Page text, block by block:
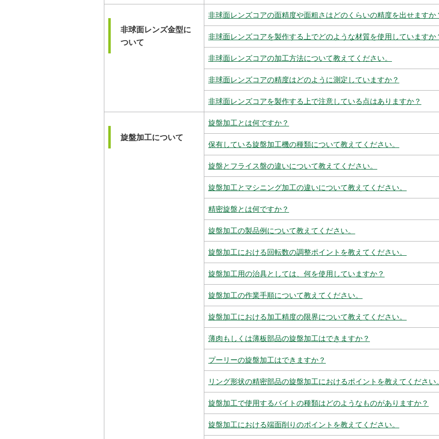
非球面レンズ金型に
ついて
非球面レンズコアの面精度や面粗さはどのくらいの精度を出せますか
非球面レンズコアを製作する上でどのような材質を使用していますか
非球面レンズコアの加工方法について教えてください。
非球面レンズコアの精度はどのように測定していますか？
非球面レンズコアを製作する上で注意している点はありますか？
旋盤加工について
旋盤加工とは何ですか？
保有している旋盤加工機の種類について教えてください。
旋盤とフライス盤の違いについて教えてください。
旋盤加工とマシニング加工の違いについて教えてください。
精密旋盤とは何ですか？
旋盤加工の製品例について教えてください。
旋盤加工における回転数の調整ポイントを教えてください。
旋盤加工用の治具としては、何を使用していますか？
旋盤加工の作業手順について教えてください。
旋盤加工における加工精度の限界について教えてください。
薄肉もしくは薄板部品の旋盤加工はできますか？
プーリーの旋盤加工はできますか？
リング形状の精密部品の旋盤加工におけるポイントを教えてください
旋盤加工で使用するバイトの種類はどのようなものがありますか？
旋盤加工における端面削りのポイントを教えてください。